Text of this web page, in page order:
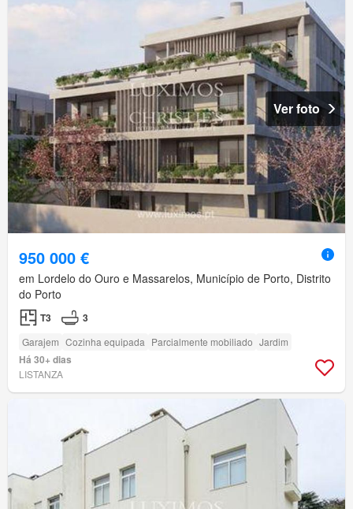
Ver foto
950 000 €
em Lordelo do Ouro e Massarelos, Município de Porto, Distrito
do Porto
T3 3
Garajem Cozinha equipada Parcialmente mobiliado Jardim
Há 30+ dias
LISTANZA